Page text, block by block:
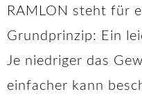
RAMLON steht für
Grundprinzip: Ein
Je niedriger das
einfacher kann